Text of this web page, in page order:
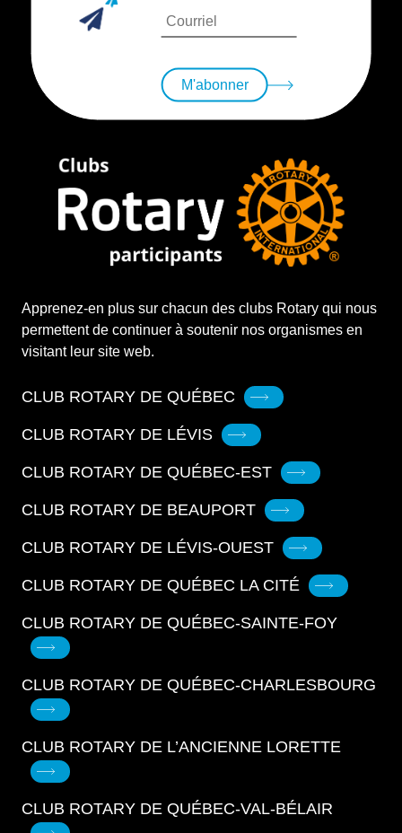
M'abonner
Apprenez-en plus sur chacun des clubs Rotary qui nous
permettent de continuer à soutenir nos organismes en
visitant leur site web.
CLUB ROTARY DE QUÉBEC
CLUB ROTARY DE LÉVIS
CLUB ROTARY DE QUÉBEC-EST
CLUB ROTARY DE BEAUPORT
CLUB ROTARY DE LÉVIS-OUEST
CLUB ROTARY DE QUÉBEC LA CITÉ
CLUB ROTARY DE QUÉBEC-SAINTE-FOY
CLUB ROTARY DE QUÉBEC-CHARLESBOURG
CLUB ROTARY DE L’ANCIENNE LORETTE
CLUB ROTARY DE QUÉBEC-VAL-BÉLAIR